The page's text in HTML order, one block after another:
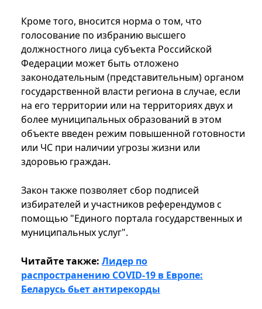
Кроме того, вносится норма о том, что
голосование по избранию высшего
должностного лица субъекта Российской
Федерации может быть отложено
законодательным (представительным) органом
государственной власти региона в случае, если
на его территории или на территориях двух и
более муниципальных образований в этом
объекте введен режим повышенной готовности
или ЧС при наличии угрозы жизни или
здоровью граждан.
Закон также позволяет сбор подписей
избирателей и участников референдумов с
помощью "Единого портала государственных и
муниципальных услуг".
Читайте также: Лидер по
распространению COVID-19 в Европе:
Беларусь бьет антирекорды